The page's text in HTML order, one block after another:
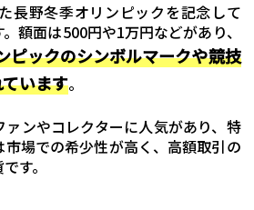
長野冬季オリンピックを記念して
額面は500円や1万円などがあり、
ピックのシンボルマークや競技
います。
ンやコレクターに人気があり、特
場での希少性が高く、高額取引の
す。